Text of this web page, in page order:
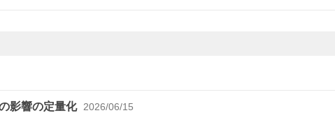
影響の定量化 2026/06/15